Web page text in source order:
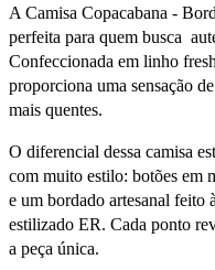
A Camisa Copacabana -
perfeita para quem busca
Confeccionada em linho
proporciona uma sensação
mais quentes.
O diferencial dessa camisa
com muito estilo: botões em
e um bordado artesanal feito
estilizado ER. Cada ponto
a peça única.